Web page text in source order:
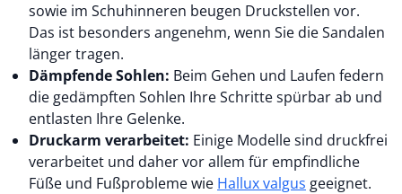
sowie im Schuhinneren beugen Druckstellen vor.
Das ist besonders angenehm, wenn Sie die Sandalen
länger tragen.
Dämpfende Sohlen: Beim Gehen und Laufen federn
die gedämpften Sohlen Ihre Schritte spürbar ab und
entlasten Ihre Gelenke.
Druckarm verarbeitet: Einige Modelle sind druckfrei
verarbeitet und daher vor allem für empfindliche
Füße und Fußprobleme wie Hallux valgus geeignet.